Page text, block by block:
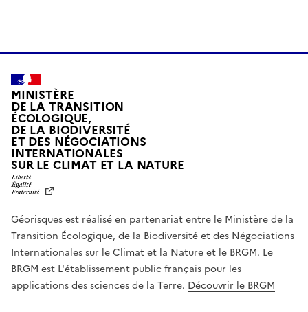
MINISTÈRE
DE LA TRANSITION
ÉCOLOGIQUE,
DE LA BIODIVERSITÉ
ET DES NÉGOCIATIONS
INTERNATIONALES
SUR LE CLIMAT ET LA NATUREL
T
É
,
É
G
A
L
Géorisques est réalisé en partenariat entre le Ministère de la
Transition Écologique, de la Biodiversité et des Négociations
Internationales sur le Climat et la Nature et le BRGM. Le
BRGM est L'établissement public français pour les
applications des sciences de la Terre. Découvrir le BRGM